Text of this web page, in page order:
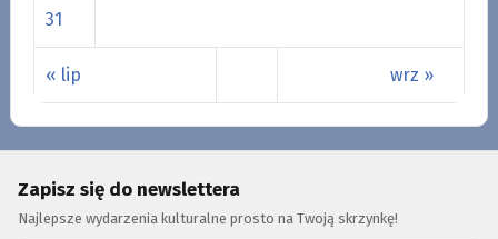
« lip wrz »
31
Zapisz się do newslettera
Najlepsze wydarzenia kulturalne prosto na Twoją skrzynkę!